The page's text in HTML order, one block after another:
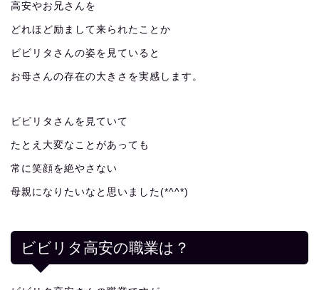
高安やお兄さんを
どれほど励まして来られたことか
ビビリタさんの姿を見ていると
お母さんの存在の大きさを実感します。
ビビリタさんを見ていて
たとえ大変なことがあっても
常に笑顔を絶やさない
母親になりたいなと思いました(*^^*)
ビビリタ高安の職業は？